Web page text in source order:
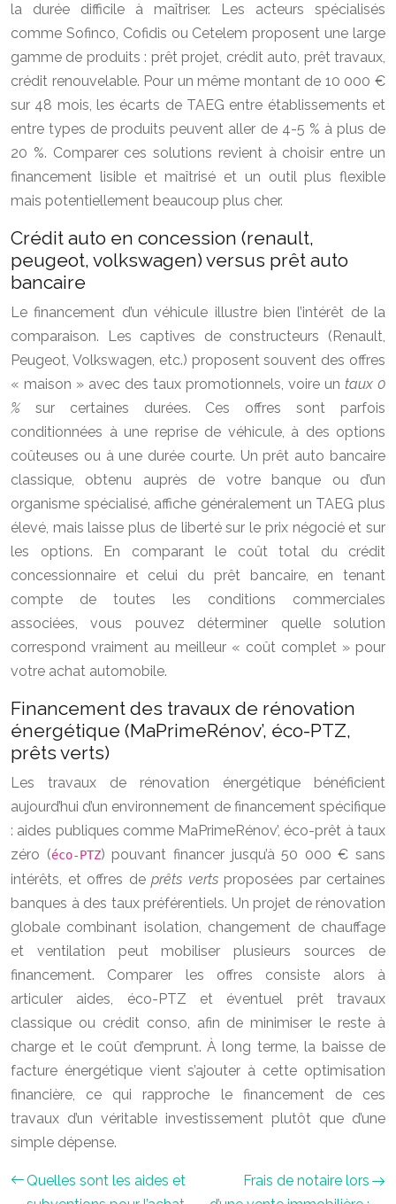
la durée difficile à maîtriser. Les acteurs spécialisés
comme Sofinco, Cofidis ou Cetelem proposent une large
gamme de produits : prêt projet, crédit auto, prêt travaux,
crédit renouvelable. Pour un même montant de 10 000 €
sur 48 mois, les écarts de TAEG entre établissements et
entre types de produits peuvent aller de 4-5 % à plus de
20 %. Comparer ces solutions revient à choisir entre un
financement lisible et maîtrisé et un outil plus flexible
mais potentiellement beaucoup plus cher.
Crédit auto en concession (renault,
peugeot, volkswagen) versus prêt auto
bancaire
Le financement d’un véhicule illustre bien l’intérêt de la
comparaison. Les captives de constructeurs (Renault,
Peugeot, Volkswagen, etc.) proposent souvent des offres
« maison » avec des taux promotionnels, voire un taux 0
% sur certaines durées. Ces offres sont parfois
conditionnées à une reprise de véhicule, à des options
coûteuses ou à une durée courte. Un prêt auto bancaire
classique, obtenu auprès de votre banque ou d’un
organisme spécialisé, affiche généralement un TAEG plus
élevé, mais laisse plus de liberté sur le prix négocié et sur
les options. En comparant le coût total du crédit
concessionnaire et celui du prêt bancaire, en tenant
compte de toutes les conditions commerciales
associées, vous pouvez déterminer quelle solution
correspond vraiment au meilleur « coût complet » pour
votre achat automobile.
Financement des travaux de rénovation
énergétique (MaPrimeRénov’, éco-PTZ,
prêts verts)
Les travaux de rénovation énergétique bénéficient
aujourd’hui d’un environnement de financement spécifique
: aides publiques comme MaPrimeRénov’, éco-prêt à taux
zéro (éco-PTZ) pouvant financer jusqu’à 50 000 € sans
intérêts, et offres de prêts vertsproposées par certaines
banques à des taux préférentiels. Un projet de rénovation
globale combinant isolation, changement de chauffage
et ventilation peut mobiliser plusieurs sources de
financement. Comparer les offres consiste alors à
articuler aides, éco-PTZ et éventuel prêt travaux
classique ou crédit conso, afin de minimiser le reste à
charge et le coût d’emprunt. À long terme, la baisse de
facture énergétique vient s’ajouter à cette optimisation
financière, ce qui rapproche le financement de ces
travaux d’un véritable investissement plutôt que d’une
simple dépense.
Quelles sont les aides et
Frais de notaire lors